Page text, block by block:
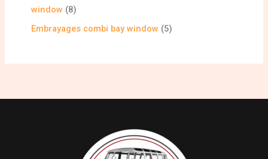
window
8
Embrayages combi bay window
5